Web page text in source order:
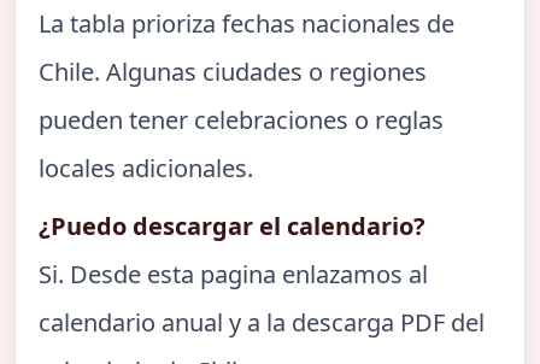
La tabla prioriza fechas nacionales de
Chile. Algunas ciudades o regiones
pueden tener celebraciones o reglas
locales adicionales.
¿Puedo descargar el calendario?
Si. Desde esta pagina enlazamos al
calendario anual y a la descarga PDF del